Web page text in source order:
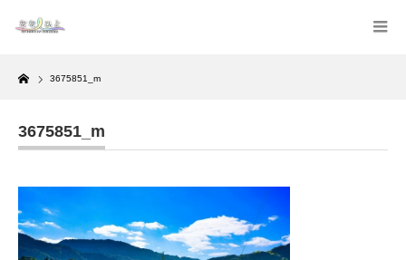
Home
3675851_m
3675851_m